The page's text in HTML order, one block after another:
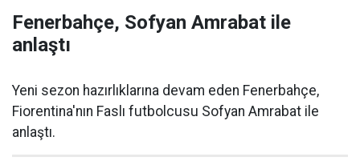
Fenerbahçe, Sofyan Amrabat ile
anlaştı
Yeni sezon hazırlıklarına devam eden Fenerbahçe,
Fiorentina'nın Faslı futbolcusu Sofyan Amrabat ile
anlaştı.